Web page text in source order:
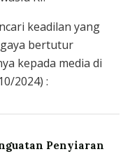
keadilan yang
bertutur
kepada media di
2024) :
Penyiaran